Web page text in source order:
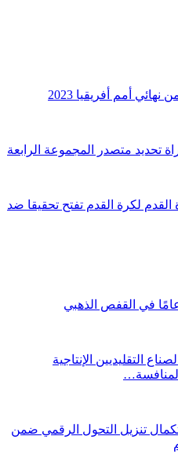
أمم أفريقيا 2023
تحديد متصدر المجموعة الرابعة
القدم لكرة القدم تفتح تحقيقا ضد
التقليديين الإنتاجية
تنزيل التحول الرقمي ضمن